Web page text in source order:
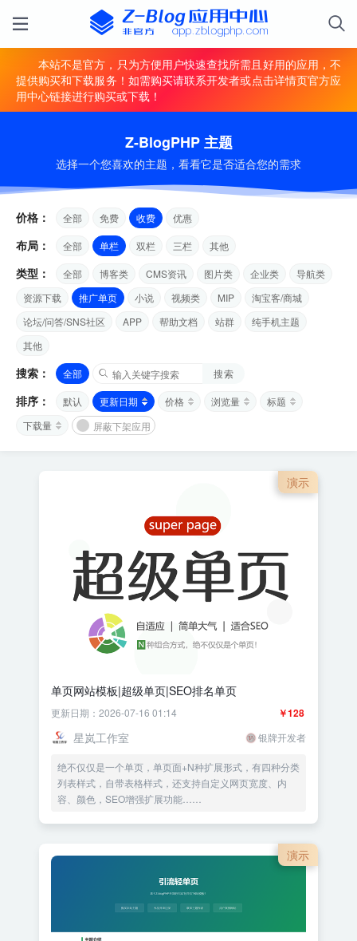
本站不是官方，只为方便用户快速查找所需且好用的应用，不
提供购买和下载服务！如需购买请联系开发者或点击详情页官方应
用中心链接进行购买或下载！
Z-BlogPHP 主题
选择一个您喜欢的主题，看看它是否适合您的需求
价格： 全部 免费 收费 优惠
布局： 全部 单栏 双栏 三栏 其他
类型： 全部 博客类 CMS资讯 图片类 企业类
导航类
资源下载
推广单页 小说 视频类 MIP
淘宝客/商城
论坛/问答/SNS社区
APP 帮助文档 站群
纯手机主题
其他
搜索： 全部 搜索
排序： 默认 更新日期 价格 浏览量
标题
下载量
屏蔽下架应用
演示
单页网站模板|超级单页|SEO排名单页
￥128
更新日期：2026-07-16 01:14
星岚工作室 银牌开发者
绝不仅仅是一个单页，单页面+N种扩展形式，有四种分类
列表样式，自带表格样式，还支持自定义网页宽度、内
容、颜色，SEO增强扩展功能……
演示